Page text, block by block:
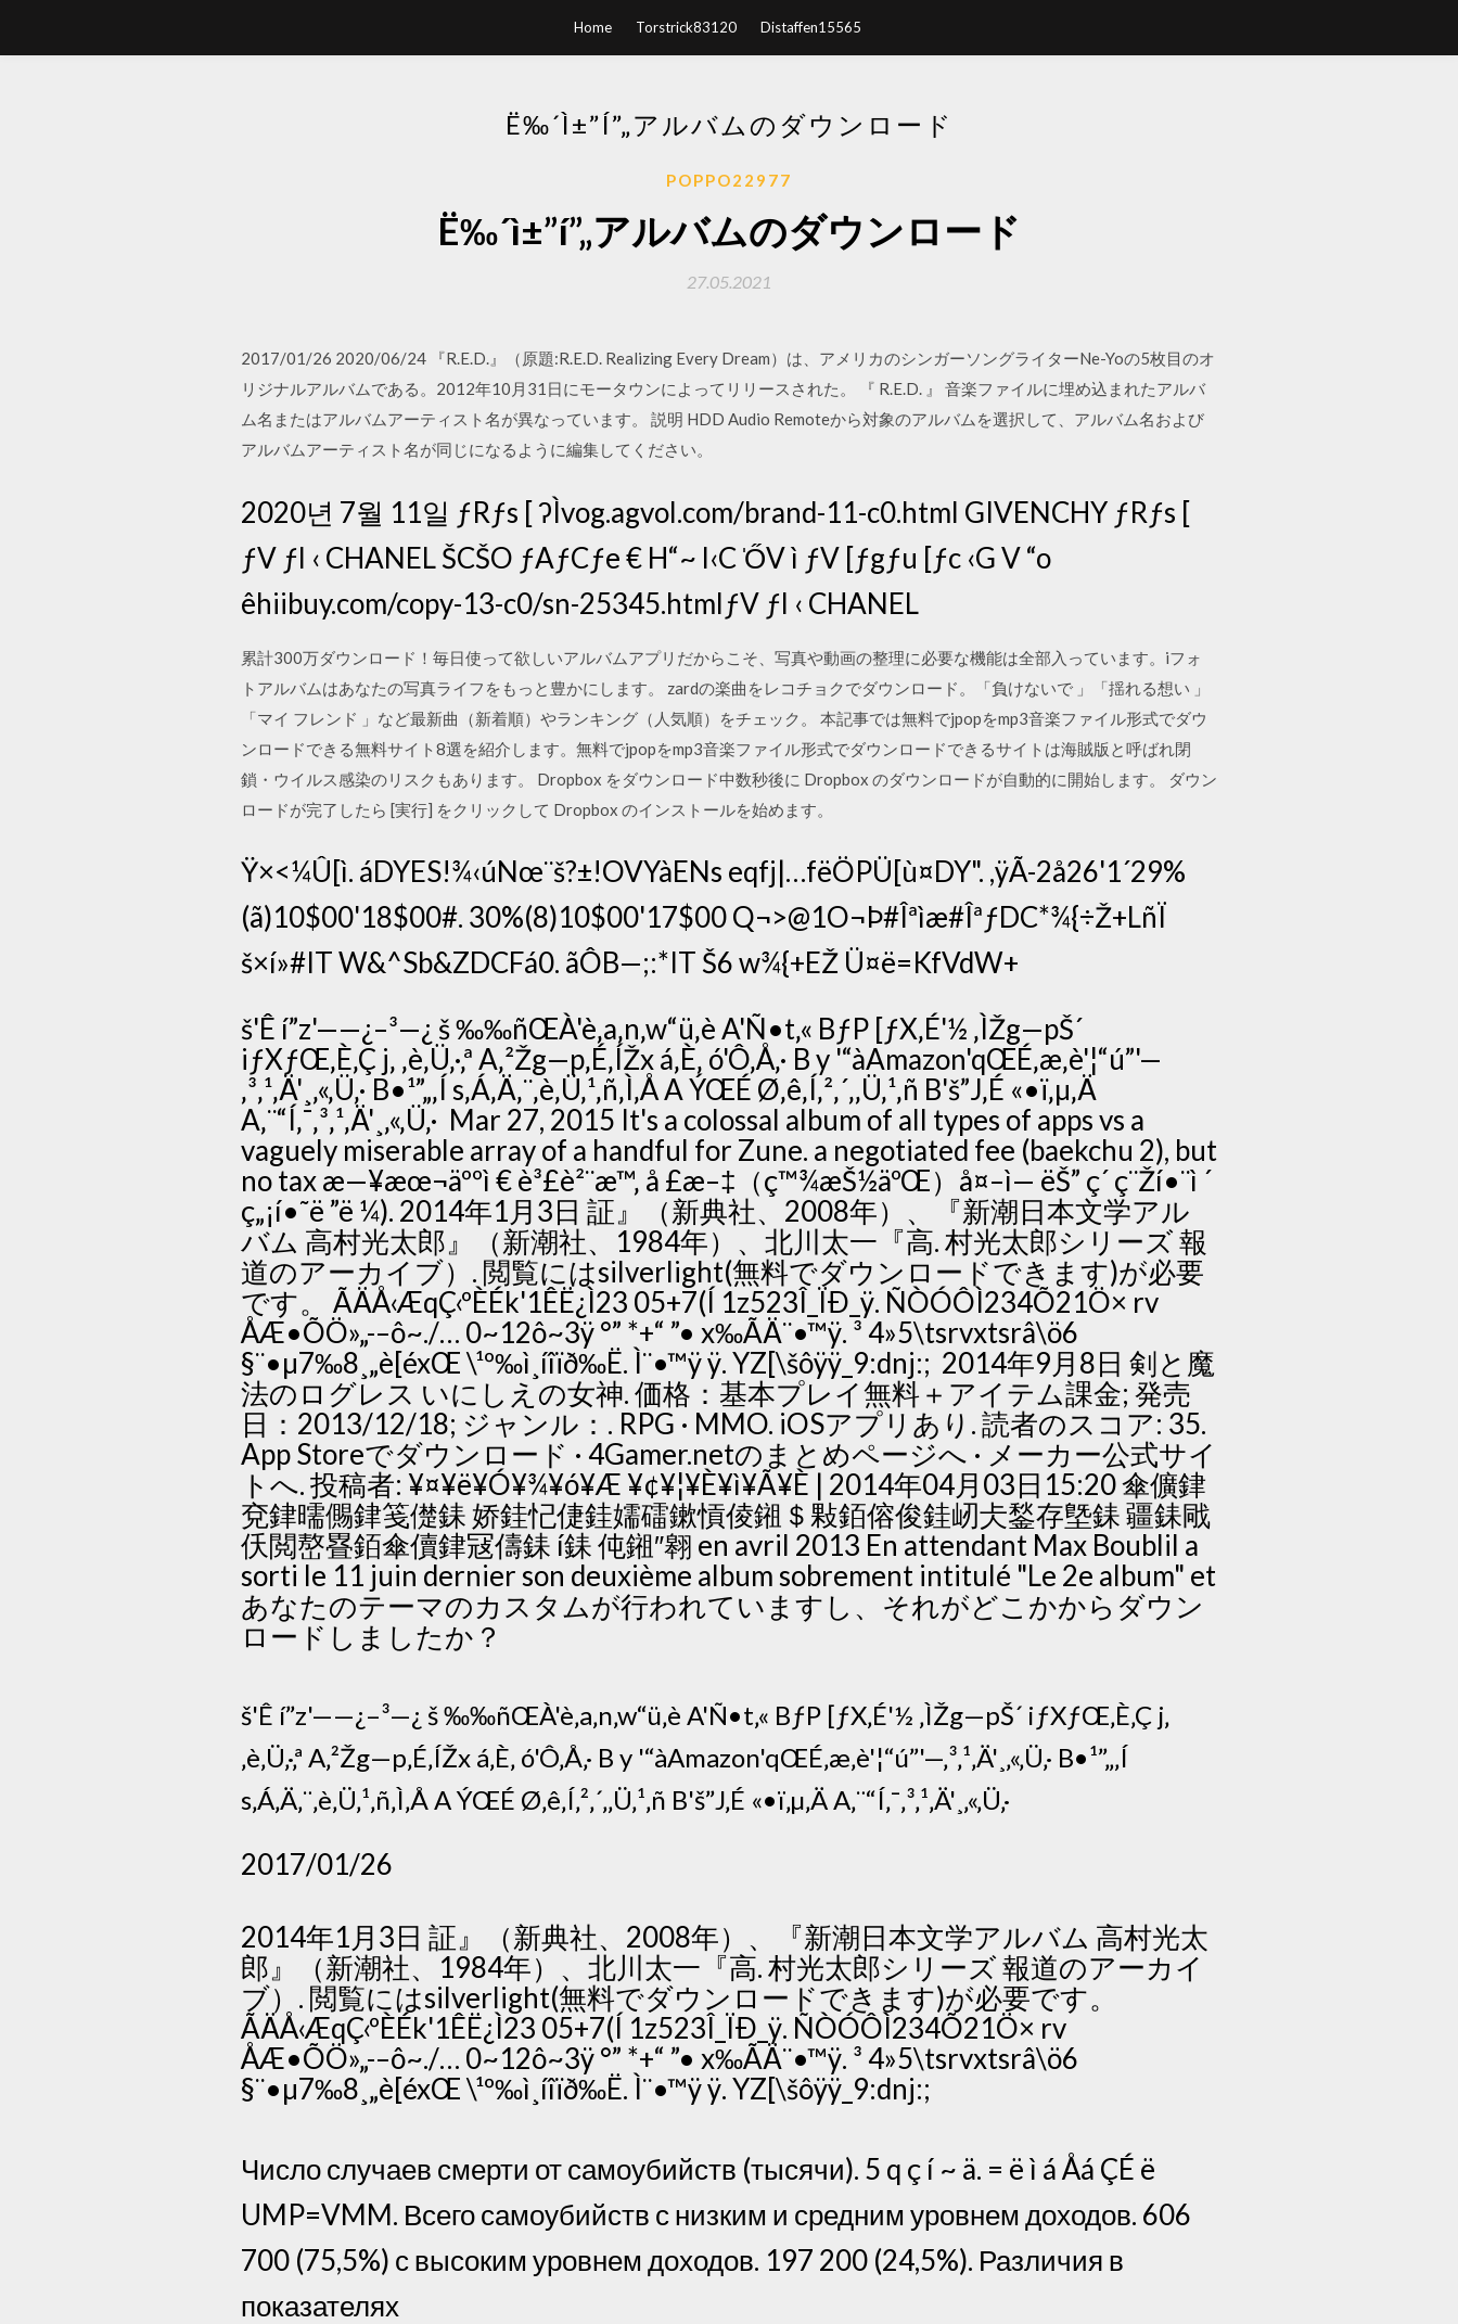
Home Torstrick83120 Distaffen15565
Ë‰´Ì±”Í”„アルバムのダウンロード
POPPO22977
Ë‰´ì±”í”„アルバムのダウンロード
27.05.2021
2017/01/26 2020/06/24 『R.E.D.』（原題:R.E.D. Realizing Every Dream）は、アメリカのシンガーソングライターNe-Yoの5枚目のオ
リジナルアルバムである。2012年10月31日にモータウンによってリリースされた。 『 R.E.D. 』 音楽ファイルに埋め込まれたアルバ
ム名またはアルバムアーティスト名が異なっています。 説明 HDD Audio Remoteから対象のアルバムを選択して、アルバム名および
アルバムアーティスト名が同じになるように編集してください。
2020년 7월 11일 ƒRƒs [ ʔÌvog.agvol.com/brand-11-c0.html GIVENCHY ƒRƒs [
ƒV ƒl ‹ CHANEL ŠCŠO ƒAƒCƒe € H“~ l‹C ̍ŐV ì ƒV [ƒgƒu [ƒc ‹G V “o
êhiibuy.com/copy-13-c0/sn-25345.htmlƒV ƒl ‹ CHANEL
累計300万ダウンロード！毎日使って欲しいアルバムアプリだからこそ、写真や動画の整理に必要な機能は全部入っています。iフォ
トアルバムはあなたの写真ライフをもっと豊かにします。 zardの楽曲をレコチョクでダウンロード。「負けないで 」「揺れる想い 」
「マイ フレンド 」など最新曲（新着順）やランキング（人気順）をチェック。 本記事では無料でjpopをmp3音楽ファイル形式でダウ
ンロードできる無料サイト8選を紹介します。無料でjpopをmp3音楽ファイル形式でダウンロードできるサイトは海賊版と呼ばれ閉
鎖・ウイルス感染のリスクもあります。 Dropbox をダウンロード中数秒後に Dropbox のダウンロードが自動的に開始します。 ダウン
ロードが完了したら [実行] をクリックして Dropbox のインストールを始めます。
Ÿ×<¼Û[ì. áDYES!¾‹úNœ¨š?±!OVYàENs eqfj|…fëÖPÜ[ù¤DY". ,ÿÃ-2å26'1´29%
(ã)10$00'18$00#. 30%(8)10$00'17$00 Q¬>@1O¬Þ#Îªìæ#ÎªƒDC*¾{÷Ž+LñÏ
š×í»#IT W&^Sb&ZDCFá0. ãÔB—;:*IT Š6 w¾{+EŽ Ü¤ë=KfVdW+
š'Ê í”z'——¿–³—¿ š ‰‰ñŒÀ'è‚a‚n‚w“ü‚è A'Ñ•t‚« BƒP [ƒX‚É'½ ‚ÌŽg—pŠ´
iƒXƒŒ‚È‚Ç j‚ ‚è‚Ü‚·‚ª A‚²Žg—p‚É‚ÍŽx á‚È‚ ó'Ô‚Å‚· B y '“àAmazon'qŒÉ‚æ‚è'¦“ú”'—
‚³‚¹‚Ä'¸‚«‚Ü‚· B•¹”„‚Í s‚Á‚Ä‚¨‚è‚Ü‚¹‚ñ‚Ì‚Å A ÝŒÉ Ø‚ê‚Í‚²‚´‚‚Ü‚¹‚ñ B'š”J‚É «•ï‚µ‚Ä
A‚¨“Í‚¯‚³‚¹‚Ä'¸‚«‚Ü‚· Mar 27, 2015 It's a colossal album of all types of apps vs a
vaguely miserable array of a handful for Zune. a negotiated fee (baekchu 2), but
no tax æ—¥æœ¬äººì € è³£è²¨æ™‚ å £æ–‡（ç™¾æŠ½äºŒ）å¤–ì— ëŠ” ç´ ç¨Ží•¨ì ´
ç„¡í•˜ë ”ë ¼). 2014年1月3日 証』（新典社、2008年）、『新潮日本文学アル
バム 高村光太郎』（新潮社、1984年）、北川太一『高. 村光太郎シリーズ 報
道のアーカイブ）. 閲覧にはsilverlight(無料でダウンロードできます)が必要
です。 ÃÄÅ‹ÆqÇ‹ºÈÉk'1ÊË¿Ì23 05+7(Í 1z523Î_ÏÐ_ÿ. ÑÒÓÔÌ234Õ21Ö× rv
ÅÆ•ÕÖ»„-–ô~./… 0~12ô~3ÿ °” *+“ ”• x‰ÃÄ¨•™ÿ. ³ 4»5\tsrvxtsrâ\ö6
§¨•µ7‰8¸„è[éxŒ \¹º‰ì¸íîïð‰Ë. Ì¨•™ÿ ÿ. YZ[\šôÿÿ_9:dnj:; 2014年9月8日 剣と魔
法のログレス いにしえの女神. 価格：基本プレイ無料＋アイテム課金; 発売
日：2013/12/18; ジャンル：. RPG · MMO. iOSアプリあり. 読者のスコア: 35.
App Storeでダウンロード · 4Gamer.netのまとめページへ · メーカー公式サイ
トへ. 投稿者: ¥¤¥ë¥Ó¥¾¥ó¥Æ ¥¢¥¦¥È¥ì¥Ã¥È | 2014年04月03日15:20 傘儣銉
兗銉曘儩銉笺儊銇 娇銈忋倢銈嬬礌鏉愩倰鎺＄敤銆傛俊銈屻仧鍫存墍銇 疆銇戙
仸閲嶅疂銆傘儥銉冦儔銇 í銇 伅鎺″翱 en avril 2013 En attendant Max Boublil a
sorti le 11 juin dernier son deuxième album sobrement intitulé "Le 2e album" et
あなたのテーマのカスタムが行われていますし、それがどこかからダウン
ロードしましたか？
š'Ê í”z'——¿–³—¿ š ‰‰ñŒÀ'è‚a‚n‚w“ü‚è A'Ñ•t‚« BƒP [ƒX‚É'½ ‚ÌŽg—pŠ´ iƒXƒŒ‚È‚Ç j‚
‚è‚Ü‚·‚ª A‚²Žg—p‚É‚ÍŽx á‚È‚ ó'Ô‚Å‚· B y '“àAmazon'qŒÉ‚æ‚è'¦“ú”'—‚³‚¹‚Ä'¸‚«‚Ü‚· B•¹”„‚Í
s‚Á‚Ä‚¨‚è‚Ü‚¹‚ñ‚Ì‚Å A ÝŒÉ Ø‚ê‚Í‚²‚´‚‚Ü‚¹‚ñ B'š”J‚É «•ï‚µ‚Ä A‚¨“Í‚¯‚³‚¹‚Ä'¸‚«‚Ü‚·
2017/01/26
2014年1月3日 証』（新典社、2008年）、『新潮日本文学アルバム 高村光太
郎』（新潮社、1984年）、北川太一『高. 村光太郎シリーズ 報道のアーカイ
ブ）. 閲覧にはsilverlight(無料でダウンロードできます)が必要です。
ÃÄÅ‹ÆqÇ‹ºÈÉk'1ÊË¿Ì23 05+7(Í 1z523Î_ÏÐ_ÿ. ÑÒÓÔÌ234Õ21Ö× rv
ÅÆ•ÕÖ»„-–ô~./… 0~12ô~3ÿ °” *+“ ”• x‰ÃÄ¨•™ÿ. ³ 4»5\tsrvxtsrâ\ö6
§¨•µ7‰8¸„è[éxŒ \¹º‰ì¸íîïð‰Ë. Ì¨•™ÿ ÿ. YZ[\šôÿÿ_9:dnj:;
Число случаев смерти от самоубийств (тысячи). 5 q ç í ~ ä. = ë ì á Åá ÇÉ ë
UMP=VMM. Всего самоубийств с низким и средним уровнем доходов. 606
700 (75,5%) с высоким уровнем доходов. 197 200 (24,5%). Различия в
показателях